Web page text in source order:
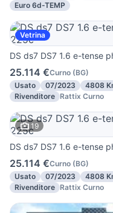
Euro 6d-TEMP
Vetrina
DS ds7 DS7 1.6 e-tense
25.114 €Curno (BG)
Usato
07/2023 4808
Rivenditore Rattix Curno
19
DS ds7 DS7 1.6 e-tense
25.114 €Curno (BG)
Usato
07/2023 4808
Rivenditore Rattix Curno